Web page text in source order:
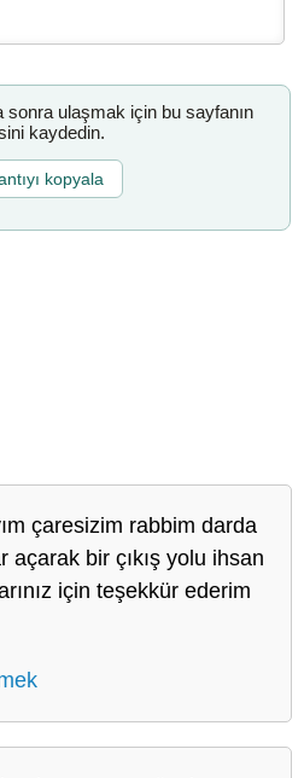
ulaşmak için bu sayfanın
kaydedin.
kopyala
çaresizim rabbim darda
açarak bir çıkış yolu ihsan
için teşekkür ederim